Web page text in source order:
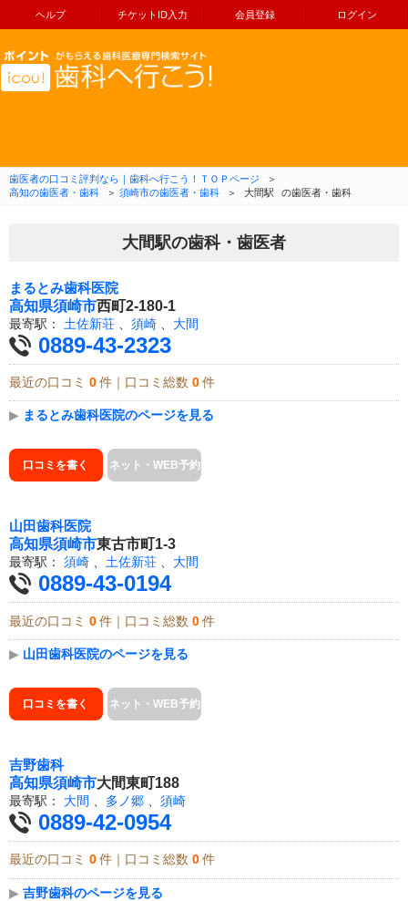
ヘルプ チケットID入力 会員登録 ログイン
コンテンツへ移動
歯医者の口コミ評判なら｜歯科へ行こう！ＴＯＰページ
＞
高知の歯医者・歯科
＞ 須崎市の歯医者・歯科 ＞ 大間駅 の歯医者・歯科
大間駅の歯科・歯医者
まるとみ歯科医院
高知県須崎市西町2-180-1
最寄駅： 土佐新荘 須崎 大間
0889-43-2323
最近の口コミ 0 件｜口コミ総数 0 件
▶ まるとみ歯科医院のページを見る
口コミを書く ネット・WEB予約
山田歯科医院
高知県須崎市東古市町1-3
最寄駅： 須崎 、 土佐新荘 、 大間
0889-43-0194
最近の口コミ 0 件｜口コミ総数 0 件
▶ 山田歯科医院のページを見る
口コミを書く ネット・WEB予約
吉野歯科
高知県須崎市大間東町188
最寄駅： 大間 多ノ郷 須崎
0889-42-0954
最近の口コミ 0 件｜口コミ総数 0 件
▶ 吉野歯科のページを見る